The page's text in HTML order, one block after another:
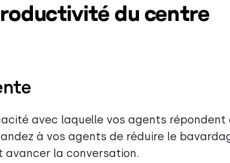
du centre
avec laquelle vos agents répondent
à vos agents de réduire le
avancer la conversation.